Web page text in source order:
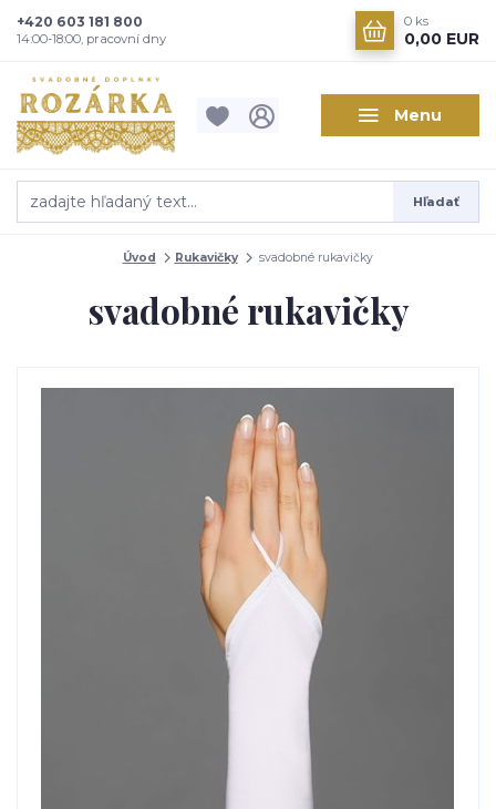
Menu
Hľadať
+420 603 181 800
14:00-18:00, pracovní dny
0 ks
0,00 EUR
Úvod Rukavičky svadobné rukavičky
svadobné rukavičky